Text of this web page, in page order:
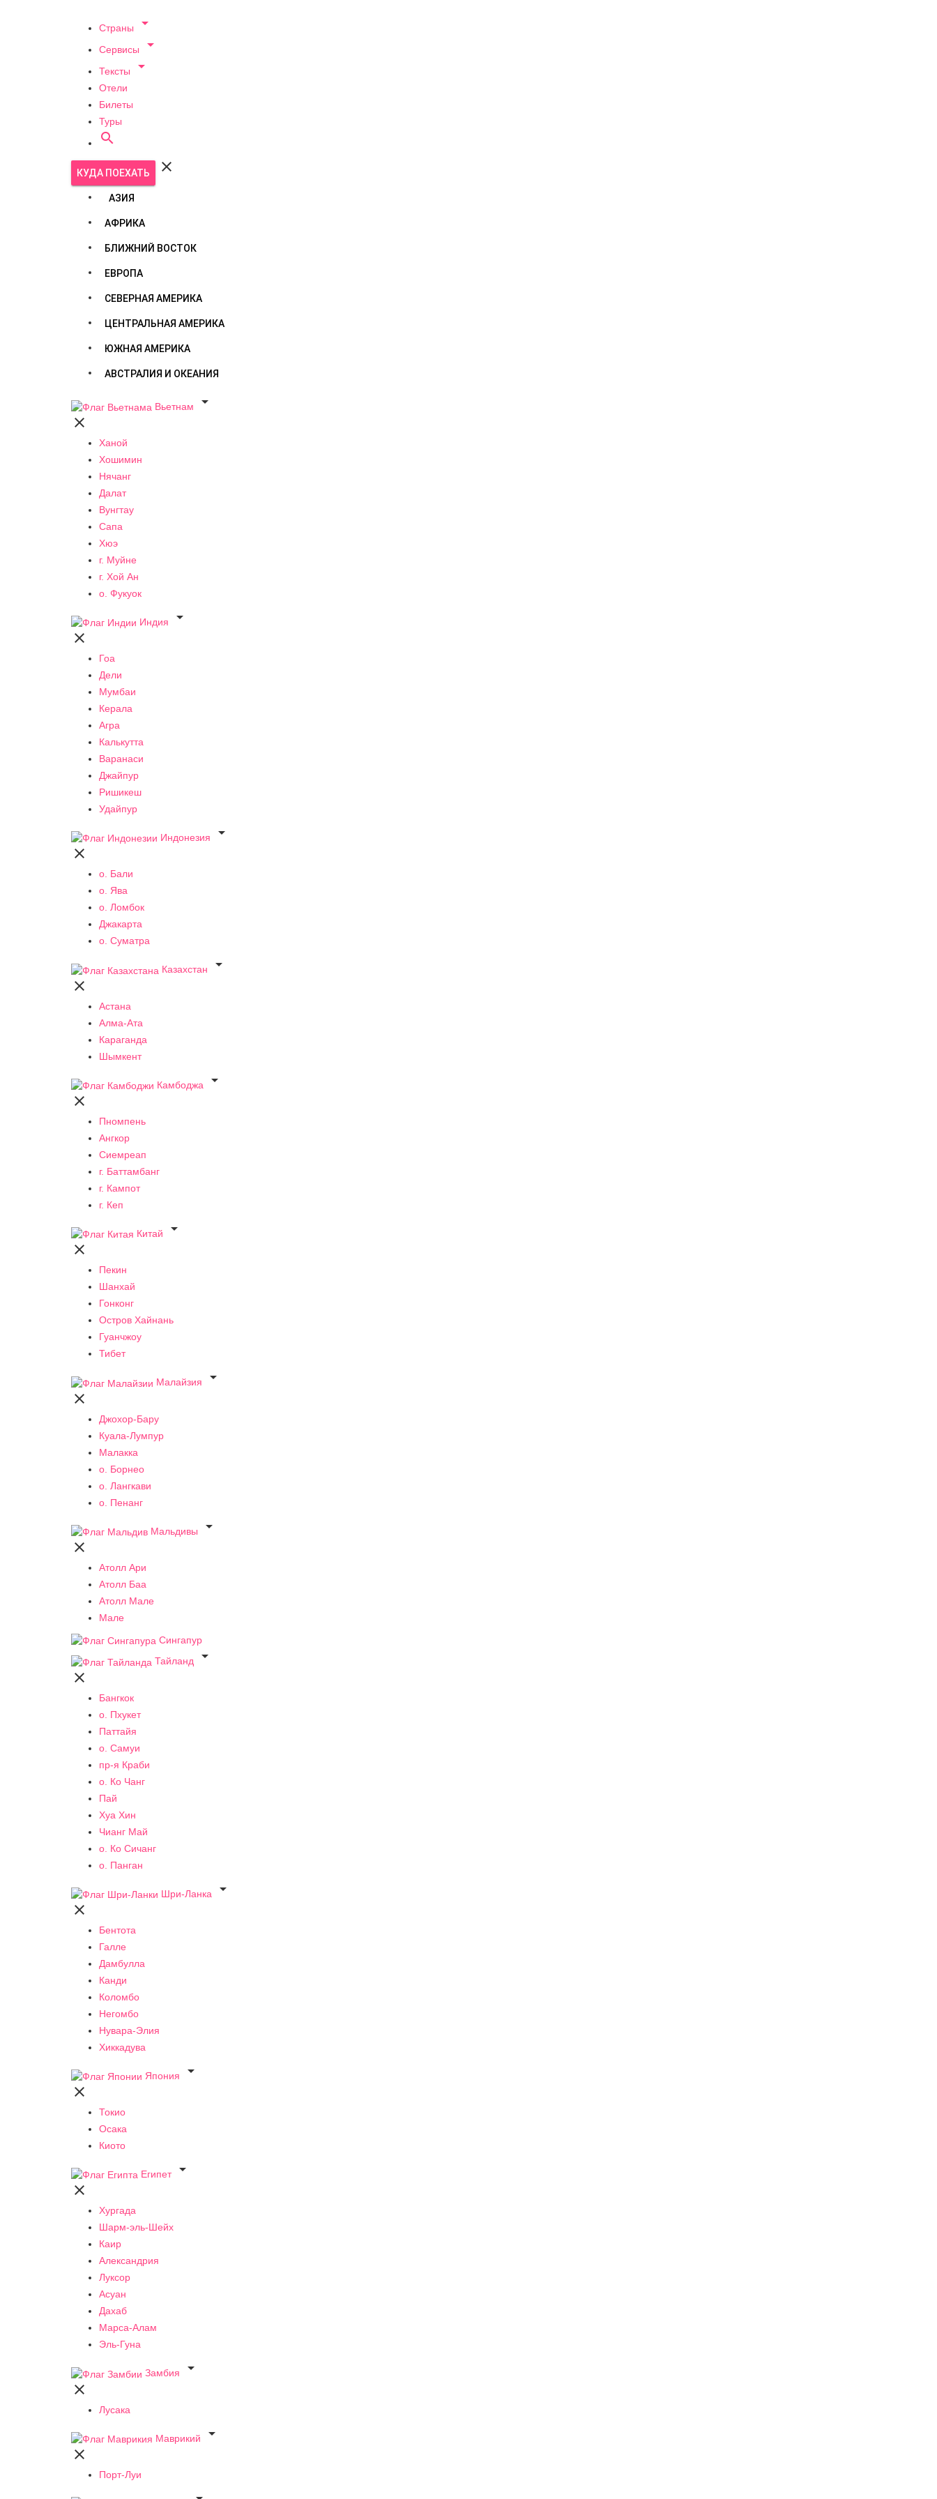
Страны 
Сервисы 
Тексты 
Отели
Билеты
Туры

КУДА ПОЕХАТЬ 
АЗИЯ
АФРИКА
БЛИЖНИЙ ВОСТОК
ЕВРОПА
СЕВЕРНАЯ АМЕРИКА
ЦЕНТРАЛЬНАЯ АМЕРИКА
ЮЖНАЯ АМЕРИКА
АВСТРАЛИЯ И ОКЕАНИЯ
Вьетнам


Ханой
Хошимин
Нячанг
Далат
Вунгтау
Сапа
Хюэ
г. Муйне
г. Хой Ан
о. Фукуок
Индия


Гоа
Дели
Мумбаи
Керала
Агра
Калькутта
Варанаси
Джайпур
Ришикеш
Удайпур
Индонезия


о. Бали
о. Ява
о. Ломбок
Джакарта
о. Суматра
Казахстан


Астана
Алма-Ата
Караганда
Шымкент
Камбоджа


Пномпень
Ангкор
Сиемреап
г. Баттамбанг
г. Кампот
г. Кеп
Китай


Пекин
Шанхай
Гонконг
Остров Хайнань
Гуанчжоу
Тибет
Малайзия


Джохор-Бару
Куала-Лумпур
Малакка
о. Борнео
о. Лангкави
о. Пенанг
Мальдивы


Атолл Ари
Атолл Баа
Атолл Мале
Мале
Сингапур
Тайланд


Бангкок
о. Пхукет
Паттайя
о. Самуи
пр-я Краби
о. Ко Чанг
Пай
Хуа Хин
Чианг Май
о. Ко Сичанг
о. Панган
Шри-Ланка


Бентота
Галле
Дамбулла
Канди
Коломбо
Негомбо
Нувара-Элия
Хиккадува
Япония


Токио
Осака
Киото
Египет


Хургада
Шарм-эль-Шейх
Каир
Александрия
Луксор
Асуан
Дахаб
Марса-Алам
Эль-Гуна
Замбия


Лусака
Маврикий


Порт-Луи